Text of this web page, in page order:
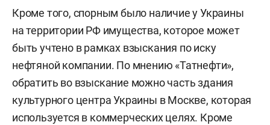
Кроме того, спорным было наличие у Украины
на территории РФ имущества, которое может
быть учтено в рамках взыскания по иску
нефтяной компании. По мнению «Татнефти»,
обратить во взыскание можно часть здания
культурного центра Украины в Москве, которая
используется в коммерческих целях. Кроме